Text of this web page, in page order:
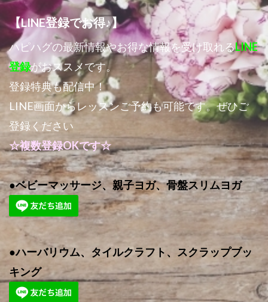
【LINE登録でお得♪】
ハピハグの最新情報やお得な情報を受け取れるLINE
登録がおススメです。
登録特典も配信中！
LINE画面からレッスンご予約も可能です。ぜひご
登録ください
☆複数登録OKです☆
●ベビーマッサージ、親子ヨガ、骨盤スリムヨガ
●ハーバリウム、タイルクラフト、スクラップブッ
キング